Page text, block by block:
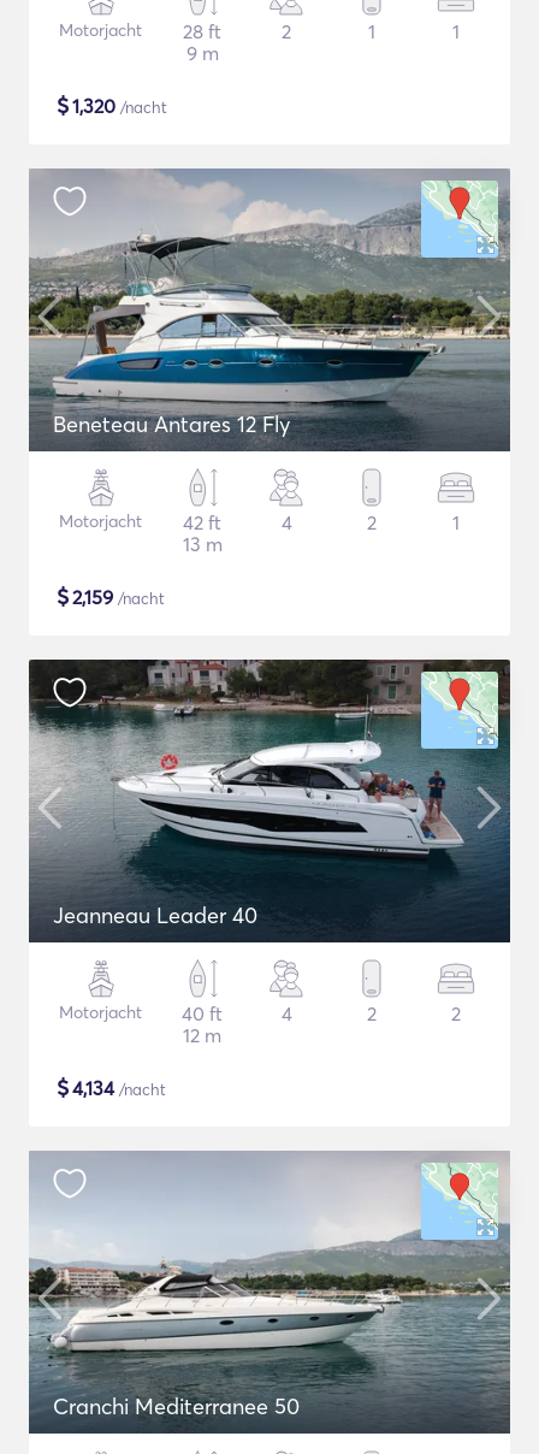
Motorjacht
28 ft
9 m
2 1 1
$1,320 /nacht
Beneteau Antares 12 Fly
Motorjacht
42 ft
13 m
4 2 1
$2,159 /nacht
Jeanneau Leader 40
Motorjacht
40 ft
12 m
4 2 2
$4,134/nacht
Cranchi Mediterranee 50